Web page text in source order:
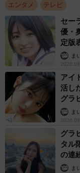
エンタメ テレビ
セー
優・
定版
ま
アイ
活し
グラ
ま
グラ
タル
の連
ま